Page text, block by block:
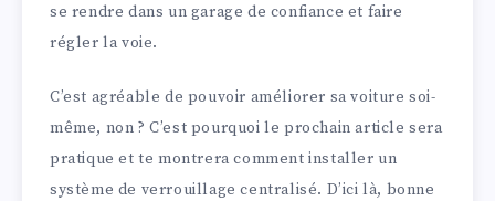
se rendre dans un garage de confiance et faire
régler la voie.
C’est agréable de pouvoir améliorer sa voiture soi-
même, non ? C’est pourquoi le prochain article sera
pratique et te montrera comment installer un
système de verrouillage centralisé. D’ici là, bonne